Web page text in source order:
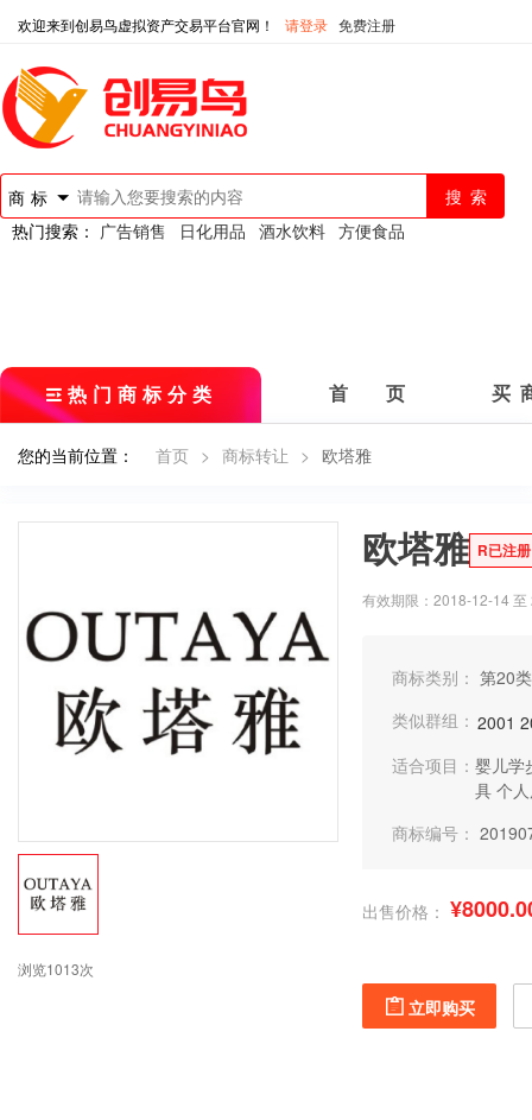
欢迎来到创易鸟虚拟资产交易平台官网！ 请登录 免费注册
商标
热门搜索： 广告销售 日化用品 酒水饮料 方便食品
热门商标分类 首 页 买
您的当前位置： 首页 > 商标转让 > 欧塔雅
浏览1013次
欧塔雅 R已注册
有效期限：2018-12-14
商标类别： 第20
类似群组： 2001
适合项目： 婴儿学
具 个
商标编号：
出售价格：
立即购买